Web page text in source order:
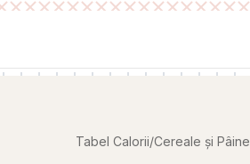
Tabel Calorii/Cereale și Pâine